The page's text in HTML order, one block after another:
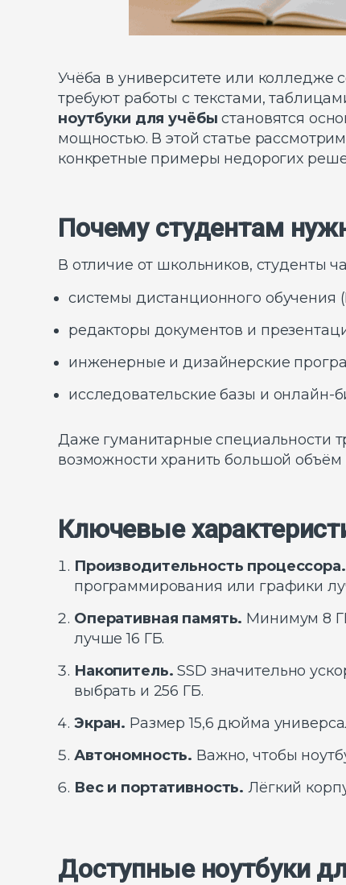
Учёба в университете или колледже
требуют работы с текстами,
ноутбуки для учёбы становятся
мощностью. В этой статье
конкретные примеры недорогих
Почему студентам
В отличие от школьников, студенты
системы дистанционного обучения
редакторы документов и
инженерные и дизайнерские
исследовательские базы и онлайн-
Даже гуманитарные специальности
возможности хранить большой объём
Ключевые
Производительность процессора.
программирования или графики
Оперативная память. Минимум 8
лучше 16 ГБ.
Накопитель. SSD значительно
выбрать и 256 ГБ.
Экран. Размер 15,6 дюйма
Автономность. Важно, чтобы
Вес и портативность. Лёгкий
Доступные ноутбуки